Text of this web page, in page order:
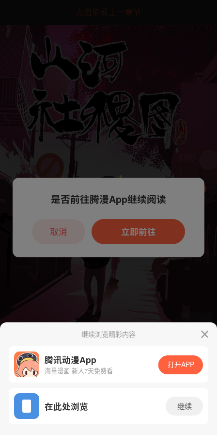
点击加载上一章节
App免费看
下一话
继续浏览精彩内容
腾讯动漫App
海量漫画 新人7天免费看
打开APP
在此处浏览 继续
本章节仅支持App阅读，可打开App新用
户7天免费看
是否前往腾漫App继续阅读
立即前往
取消